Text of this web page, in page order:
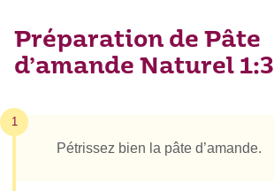
Préparation de Pâte
d’amande Naturel 1:3
1
Pétrissez bien la pâte d’amande.